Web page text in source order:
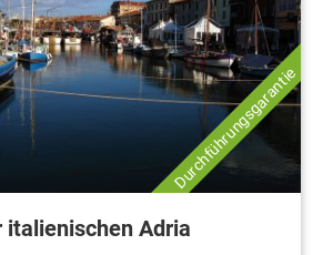
Durchführungsgarantie
italienischen Adria